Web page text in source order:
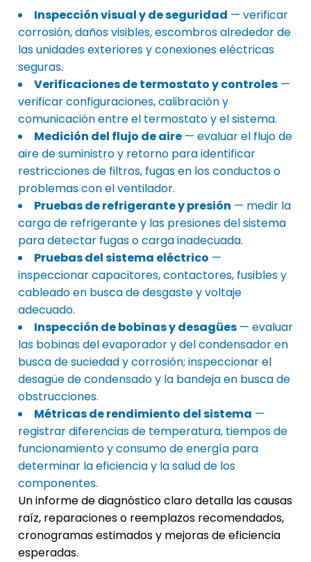
Inspección visual y de seguridad — verificar
corrosión, daños visibles, escombros alrededor de
las unidades exteriores y conexiones eléctricas
seguras.
Verificaciones de termostato y controles —
verificar configuraciones, calibración y
comunicación entre el termostato y el sistema.
Medición del flujo de aire — evaluar el flujo de
aire de suministro y retorno para identificar
restricciones de filtros, fugas en los conductos o
problemas con el ventilador.
Pruebas de refrigerante y presión — medir la
carga de refrigerante y las presiones del sistema
para detectar fugas o carga inadecuada.
Pruebas del sistema eléctrico —
inspeccionar capacitores, contactores, fusibles y
cableado en busca de desgaste y voltaje
adecuado.
Inspección de bobinas y desagües — evaluar
las bobinas del evaporador y del condensador en
busca de suciedad y corrosión; inspeccionar el
desagüe de condensado y la bandeja en busca de
obstrucciones.
Métricas de rendimiento del sistema —
registrar diferencias de temperatura, tiempos de
funcionamiento y consumo de energía para
determinar la eficiencia y la salud de los
componentes.
Un informe de diagnóstico claro detalla las causas
raíz, reparaciones o reemplazos recomendados,
cronogramas estimados y mejoras de eficiencia
esperadas.